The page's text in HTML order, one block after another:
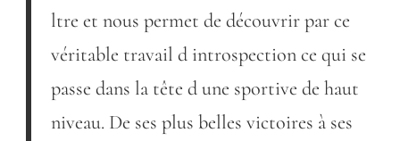
ltre et nous permet de découvrir par ce
véritable travail d introspection ce qui se
passe dans la tête d une sportive de haut
niveau. De ses plus belles victoires à ses